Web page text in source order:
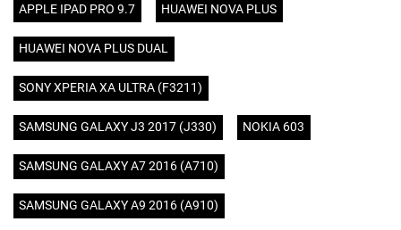
APPLE IPAD PRO 9.7 HUAWEI NOVA PLUS
HUAWEI NOVA PLUS DUAL
SONY XPERIA XA ULTRA (F3211)
SAMSUNG GALAXY J3 2017 (J330) NOKIA 603
SAMSUNG GALAXY A7 2016 (A710)
SAMSUNG GALAXY A9 2016 (A910)